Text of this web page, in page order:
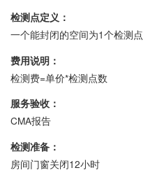
检测点定义：
一个能封闭的空间为1个检测点
费用说明：
检测费=单价*检测点数
服务验收：
CMA报告
检测准备：
房间门窗关闭12小时